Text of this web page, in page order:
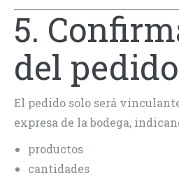
5.
del pedido
El pedido solo será
expresa de la bodega,
productos
cantidades